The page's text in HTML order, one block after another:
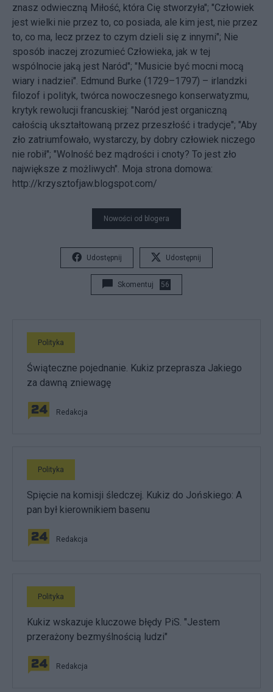
znasz odwieczną Miłość, która Cię stworzyła"; "Człowiek
jest wielki nie przez to, co posiada, ale kim jest, nie przez
to, co ma, lecz przez to czym dzieli się z innymi"; Nie
sposób inaczej zrozumieć Człowieka, jak w tej
wspólnocie jaką jest Naród"; "Musicie być mocni mocą
wiary i nadziei". Edmund Burke (1729–1797) – irlandzki
filozof i polityk, twórca nowoczesnego konserwatyzmu,
krytyk rewolucji francuskiej: "Naród jest organiczną
całością ukształtowaną przez przeszłość i tradycje"; "Aby
zło zatriumfowało, wystarczy, by dobry człowiek niczego
nie robił"; "Wolność bez mądrości i cnoty? To jest zło
największe z możliwych". Moja strona domowa:
http://krzysztofjaw.blogspot.com/
Nowości od blogera
Udostępnij Udostępnij
Skomentuj 56
Polityka
Świąteczne pojednanie. Kukiz przeprasza Jakiego
za dawną zniewagę
Redakcja
Polityka
Spięcie na komisji śledczej. Kukiz do Jońskiego: A
pan był kierownikiem basenu
Redakcja
Polityka
Kukiz wskazuje kluczowe błędy PiS. "Jestem
przerażony bezmyślnością ludzi"
Redakcja